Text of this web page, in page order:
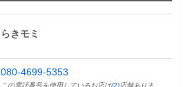
らきモミ
080-4699-5353
この電話番号を使用しているお店は(2)店舗ありま